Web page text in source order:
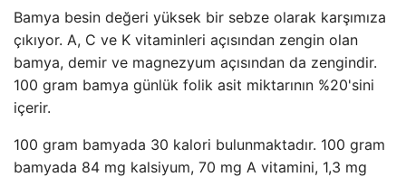
Bamya besin değeri yüksek bir sebze olarak karşımıza
çıkıyor. A, C ve K vitaminleri açısından zengin olan
bamya, demir ve magnezyum açısından da zengindir.
100 gram bamya günlük folik asit miktarının %20'sini
içerir.
100 gram bamyada 30 kalori bulunmaktadır. 100 gram
bamyada 84 mg kalsiyum, 70 mg A vitamini, 1,3 mg